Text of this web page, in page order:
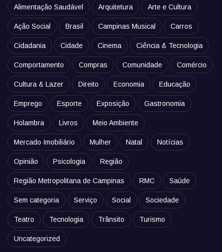
Alimentação Saudável Arquitetura Arte e Cultura
Ação Social Brasil Campinas Musical Carros
Cidadania Cidade Cinema Ciência & Tecnologia
Comportamento Compras Comunidade Comércio
Cultura & Lazer Direito Economia Educação
Emprego Esporte Exposição Gastronomia
Holambra Livros Meio Ambiente
Mercado Imobiliário Mulher Natal Notícias
Opinião Psicologia Região
Região Metropolitana de Campinas RMC Saúde
Sem categoria Serviço Social Sociedade
Teatro Tecnologia Trânsito Turismo
Uncategorized